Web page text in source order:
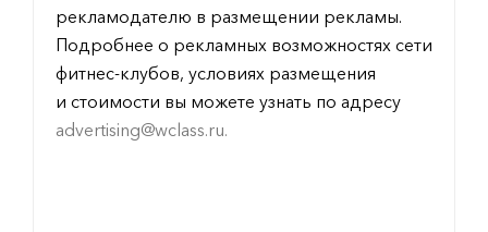
рекламодателю в размещении рекламы.
Подробнее о рекламных возможностях сети
фитнес-клубов, условиях размещения
и стоимости вы можете узнать по адресу
advertising@wclass.ru.